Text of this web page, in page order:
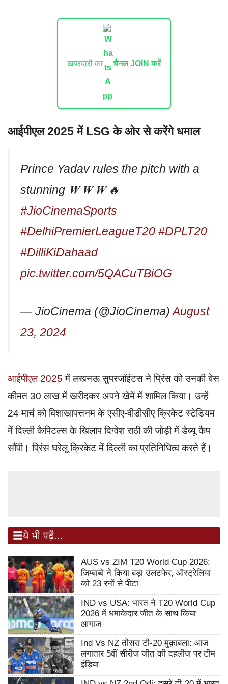
खबरदारी का चैनल JOIN करें
आईपीएल 2025 में LSG के ओर से करेंगे धमाल
Prince Yadav rules the pitch with a
stunning 𝑾 𝑾 𝑾 🔥
#JioCinemaSports
#DelhiPremierLeagueT20 #DPLT20
#DilliKiDahaad
pic.twitter.com/5QACuTBiOG
— JioCinema (@JioCinema)August
23, 2024
आईपीएल 2025 में लखनऊ सुपरजॉइंटस ने प्रिंस को उनकी बेस
कीमत 30 लाख में खरीदकर अपने खेमें में शामिल किया। उन्हें
24 मार्च को विशाखापत्तनम के एसीए-वीडीसीए क्रिकेट स्टेडियम
में दिल्ली कैपिटल्स के खिलाप दिग्वेश राठी की जोड़ी में डेब्यू कैप
सौंपी। प्रिंस घरेलू क्रिकेट में दिल्ली का प्रतिनिधित्व करते हैं।
ये भी पढ़ें...
AUS vs ZIM T20 World Cup 2026:
जिम्बाब्वे ने किया बड़ा उलटफेर, ऑस्ट्रेलिया
को 23 रनों से पीटा
IND vs USA: भारत ने T20 World Cup
2026 में धमाकेदार जीत के साथ किया
आगाज
Ind Vs NZ तीसरा टी-20 मुक़ाबला: आज
लगातार 5वीं सीरीज जीत की दहलीज पर टीम
इंडिया